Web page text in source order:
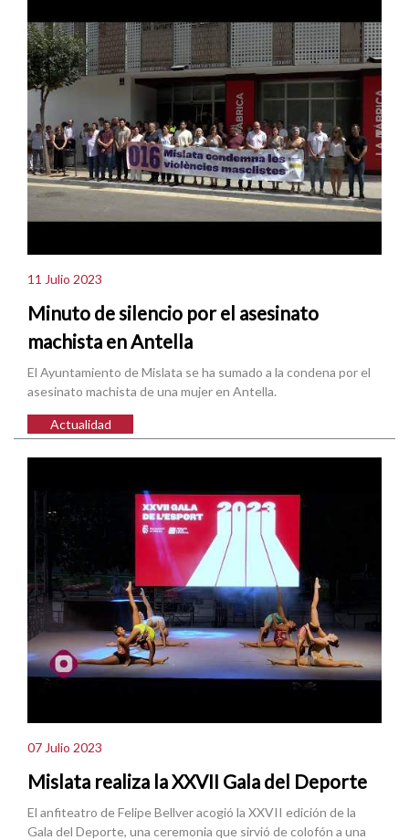
11 Julio 2023
Minuto de silencio por el asesinato
machista en Antella
El Ayuntamiento de Mislata se ha sumado a la condena por el
asesinato machista de una mujer en Antella.
Actualidad
07 Julio 2023
Mislata realiza la XXVII Gala del Deporte
El anfiteatro de Felipe Bellver acogió la XXVII edición de la
Gala del Deporte, una ceremonia que sirvió de colofón a una